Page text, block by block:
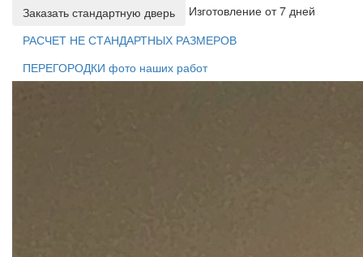
Заказать стандартную дверь
Изготовление от 7 дней
РАСЧЕТ НЕ СТАНДАРТНЫХ РАЗМЕРОВ
ПЕРЕГОРОДКИ фото наших работ